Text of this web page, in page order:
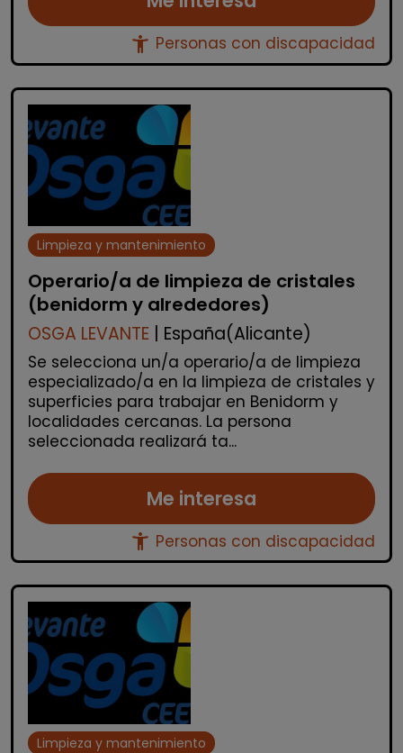
accessibility_new Personas con discapacidad
Limpieza y mantenimiento
Operario/a de limpieza de cristales
(benidorm y alrededores)
OSGA LEVANTE | España(Alicante)
Se selecciona un/a operario/a de limpieza
especializado/a en la limpieza de cristales y
superficies para trabajar en Benidorm y
localidades cercanas. La persona
seleccionada realizará ta...
Me interesa
accessibility_new Personas con discapacidad
Limpieza y mantenimiento